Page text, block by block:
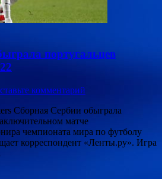
португальцев
комментарий
Сборная Сербии обыграла
матче
чемпионата мира по футболу
корреспондент «Ленты.ру». Игра